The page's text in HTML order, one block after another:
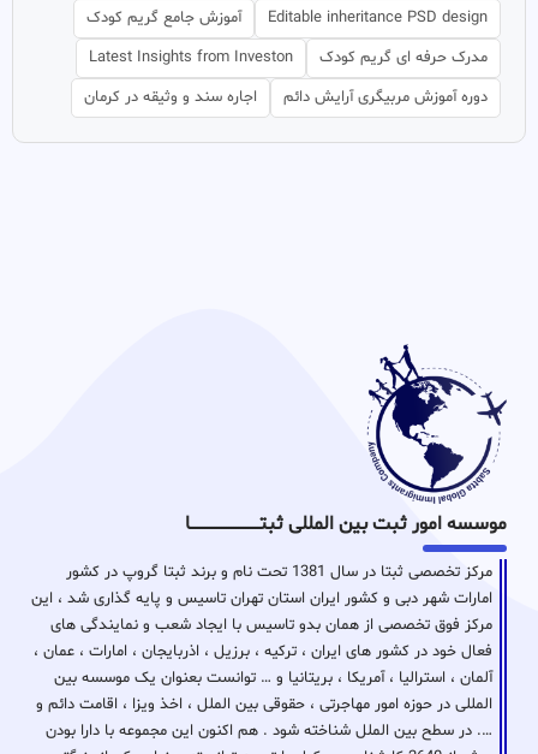
Editable inheritance PSD design
آموزش جامع گریم کودک
مدرک حرفه ای گریم کودک
Latest Insights from Investon
دوره آموزش مربیگری آرایش دائم
اجاره سند و وثیقه در کرمان
موسسه امور ثبت بین المللی ثبتـــــــــــــــــــــــــــــا
مرکز تخصصی ثبتا در سال 1381 تحت نام و برند ثبتا گروپ در کشور
امارات شهر دبی و کشور ایران استان تهران تاسیس و پایه گذاری شد ، این
مرکز فوق تخصصی از همان بدو تاسیس با ایجاد شعب و نمایندگی های
فعال خود در کشور های ایران ، ترکیه ، برزیل ، اذربایجان ، امارات ، عمان ،
آلمان ، استرالیا ، آمریکا ، بریتانیا و … توانست بعنوان یک موسسه بین
المللی در حوزه امور مهاجرتی ، حقوقی بین الملل ، اخذ ویزا ، اقامت دائم و
…. در سطح بین الملل شناخته شود . هم اکنون این مجموعه با دارا بودن